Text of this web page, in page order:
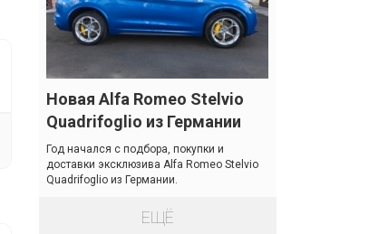
Новая Alfa Romeo Stelvio
Quadrifoglio из Германии
Год начался с подбора, покупки и
доставки эксклюзива Alfa Romeo Stelvio
Quadrifoglio из Германии.
ЕЩЁ